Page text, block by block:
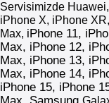
Servisimizde
iPhone X, iPhone
Max, iPhone 11,
Max, iPhone 12,
Max, iPhone 13,
Max, iPhone 14,
iPhone 15, iPhone